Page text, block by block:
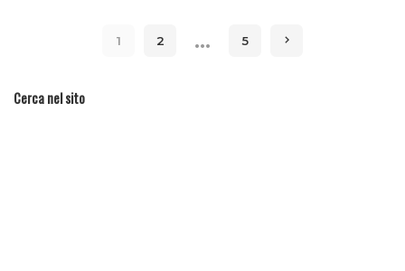
1 2 … 5
Cerca nel sito